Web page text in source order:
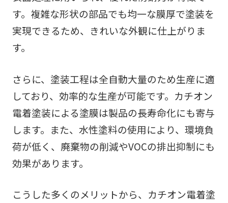
お知らせ
monoduku/製造業向け情報メディア
す。複雑な形状の部品でも均一な膜厚で塗装を
実現できるため、きれいな外観に仕上がりま
す。
さらに、塗装工程は全自動大量のため生産に適
しており、効率的な生産が可能です。カチオン
電着塗装による塗膜は製品の長寿命化にも寄与
します。また、水性塗料の使用により、環境負
荷が低く、廃棄物の削減やVOCの排出抑制にも
効果があります。
こうした多くのメリットから、カチオン電着塗